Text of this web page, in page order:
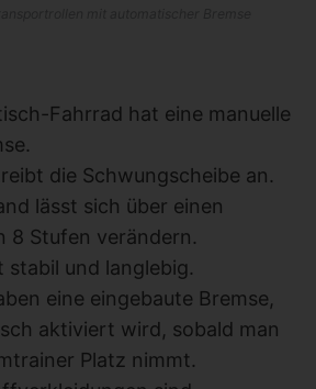
Fahrrad hat eine manuelle
die Schwungscheibe an.
lässt sich über einen
8 Stufen verändern.
stabil und langlebig.
eine eingebaute Bremse,
aktiviert wird, sobald man
Platz nimmt.